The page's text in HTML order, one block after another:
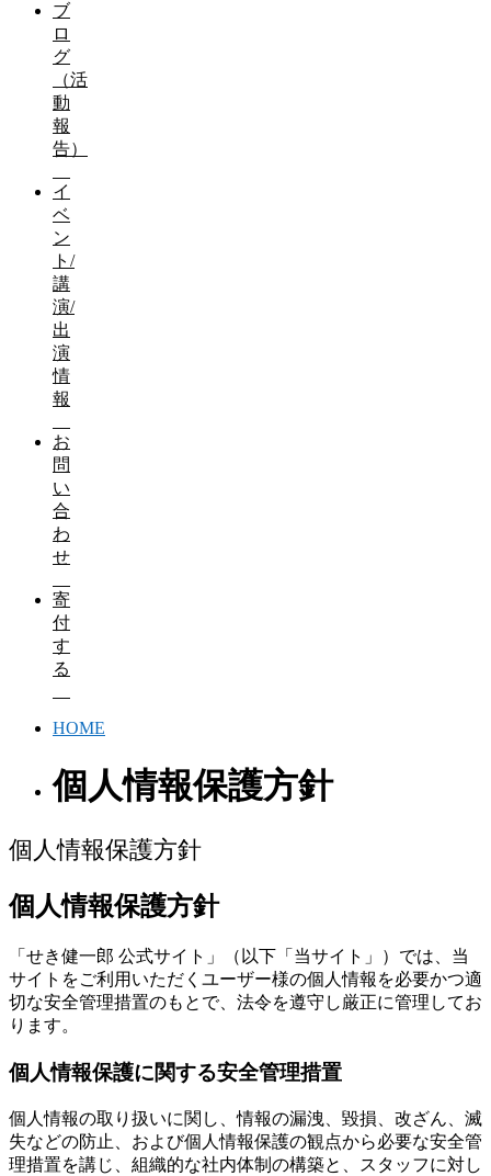
ブ
ロ
グ
（活
動
報
告）
イ
ベ
ン
ト/
講
演/
出
演
情
報
お
問
い
合
わ
せ
寄
付
す
る
HOME
個人情報保護方針
個人情報保護方針
個人情報保護方針
「せき健一郎 公式サイト」（以下「当サイト」）では、当
サイトをご利用いただくユーザー様の個人情報を必要かつ適
切な安全管理措置のもとで、法令を遵守し厳正に管理してお
ります。
個人情報保護に関する安全管理措置
個人情報の取り扱いに関し、情報の漏洩、毀損、改ざん、滅
失などの防止、および個人情報保護の観点から必要な安全管
理措置を講じ、組織的な社内体制の構築と、スタッフに対し